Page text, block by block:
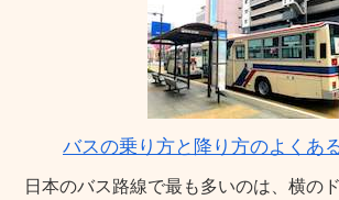
バスの乗り方と降り方のよくあ
日本のバス路線で最も多いのは、横の